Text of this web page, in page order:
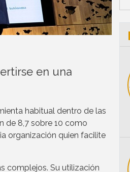
en una
habitual dentro de las
de 8,7 sobre 10 como
organización quien facilite
complejos. Su utilización